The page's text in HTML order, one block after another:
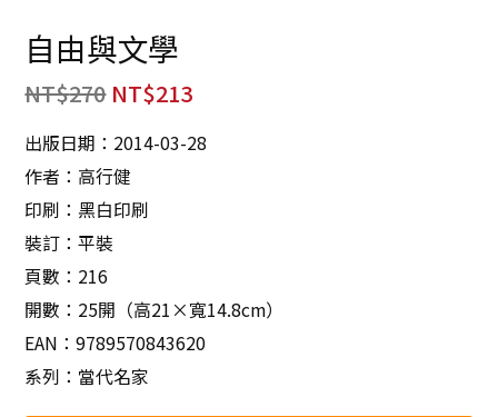
自由與文學
NT$270 NT$213
出版日期：2014-03-28
作者：高行健
印刷：黑白印刷
裝訂：平裝
頁數：216
開數：25開（高21×寬14.8cm）
EAN：9789570843620
系列：當代名家